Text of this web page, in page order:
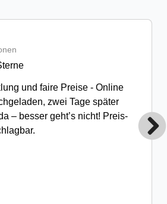
und faire Preise - Online
zwei Tage später
– besser geht’s nicht! Preis-